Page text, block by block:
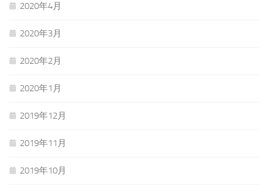
2020年4月
2020年3月
2020年2月
2020年1月
2019年12月
2019年11月
2019年10月